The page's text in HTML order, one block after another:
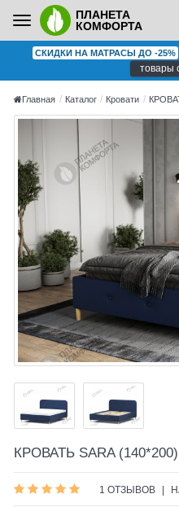
Toggle
navigation
ПЛАНЕТА
КОМФОРТА
СКИДКИ НА МАТРАСЫ ДО -25%
товары
Главная Каталог Кровати
КРОВАТЬ SARA
1 ОТЗЫВОВ